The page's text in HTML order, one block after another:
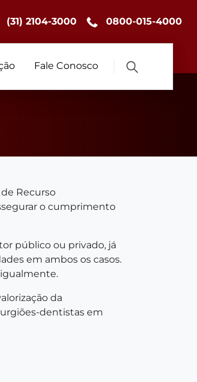
(31) 2104-3000 0800-015-4000
Fale Conosco
Recurso
o cumprimento
público ou privado, já
em ambos os casos.
igualmente.
da
dentistas em